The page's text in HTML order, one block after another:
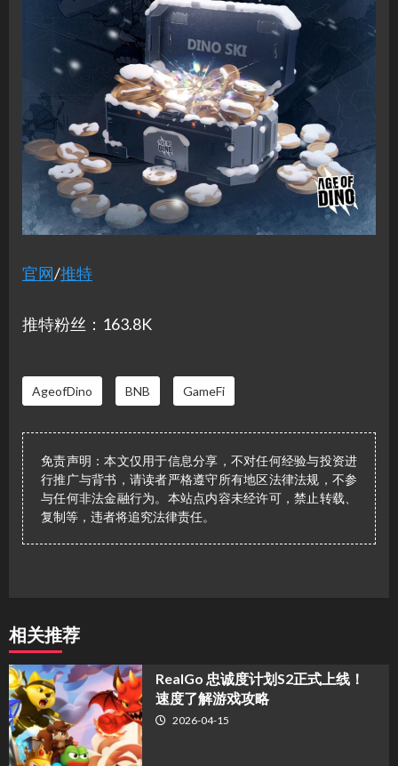
官网/推特
推特粉丝：163.8K
AgeofDino BNB GameFi
免责声明：本文仅用于信息分享，不对任何经验与投资进
行推广与背书，请读者严格遵守所有地区法律法规，不参
与任何非法金融行为。本站点内容未经许可，禁止转载、
复制等，违者将追究法律责任。
相关推荐
​RealGo 忠诚度计划S2正式上线！
速度了解游戏攻略
2026-04-15